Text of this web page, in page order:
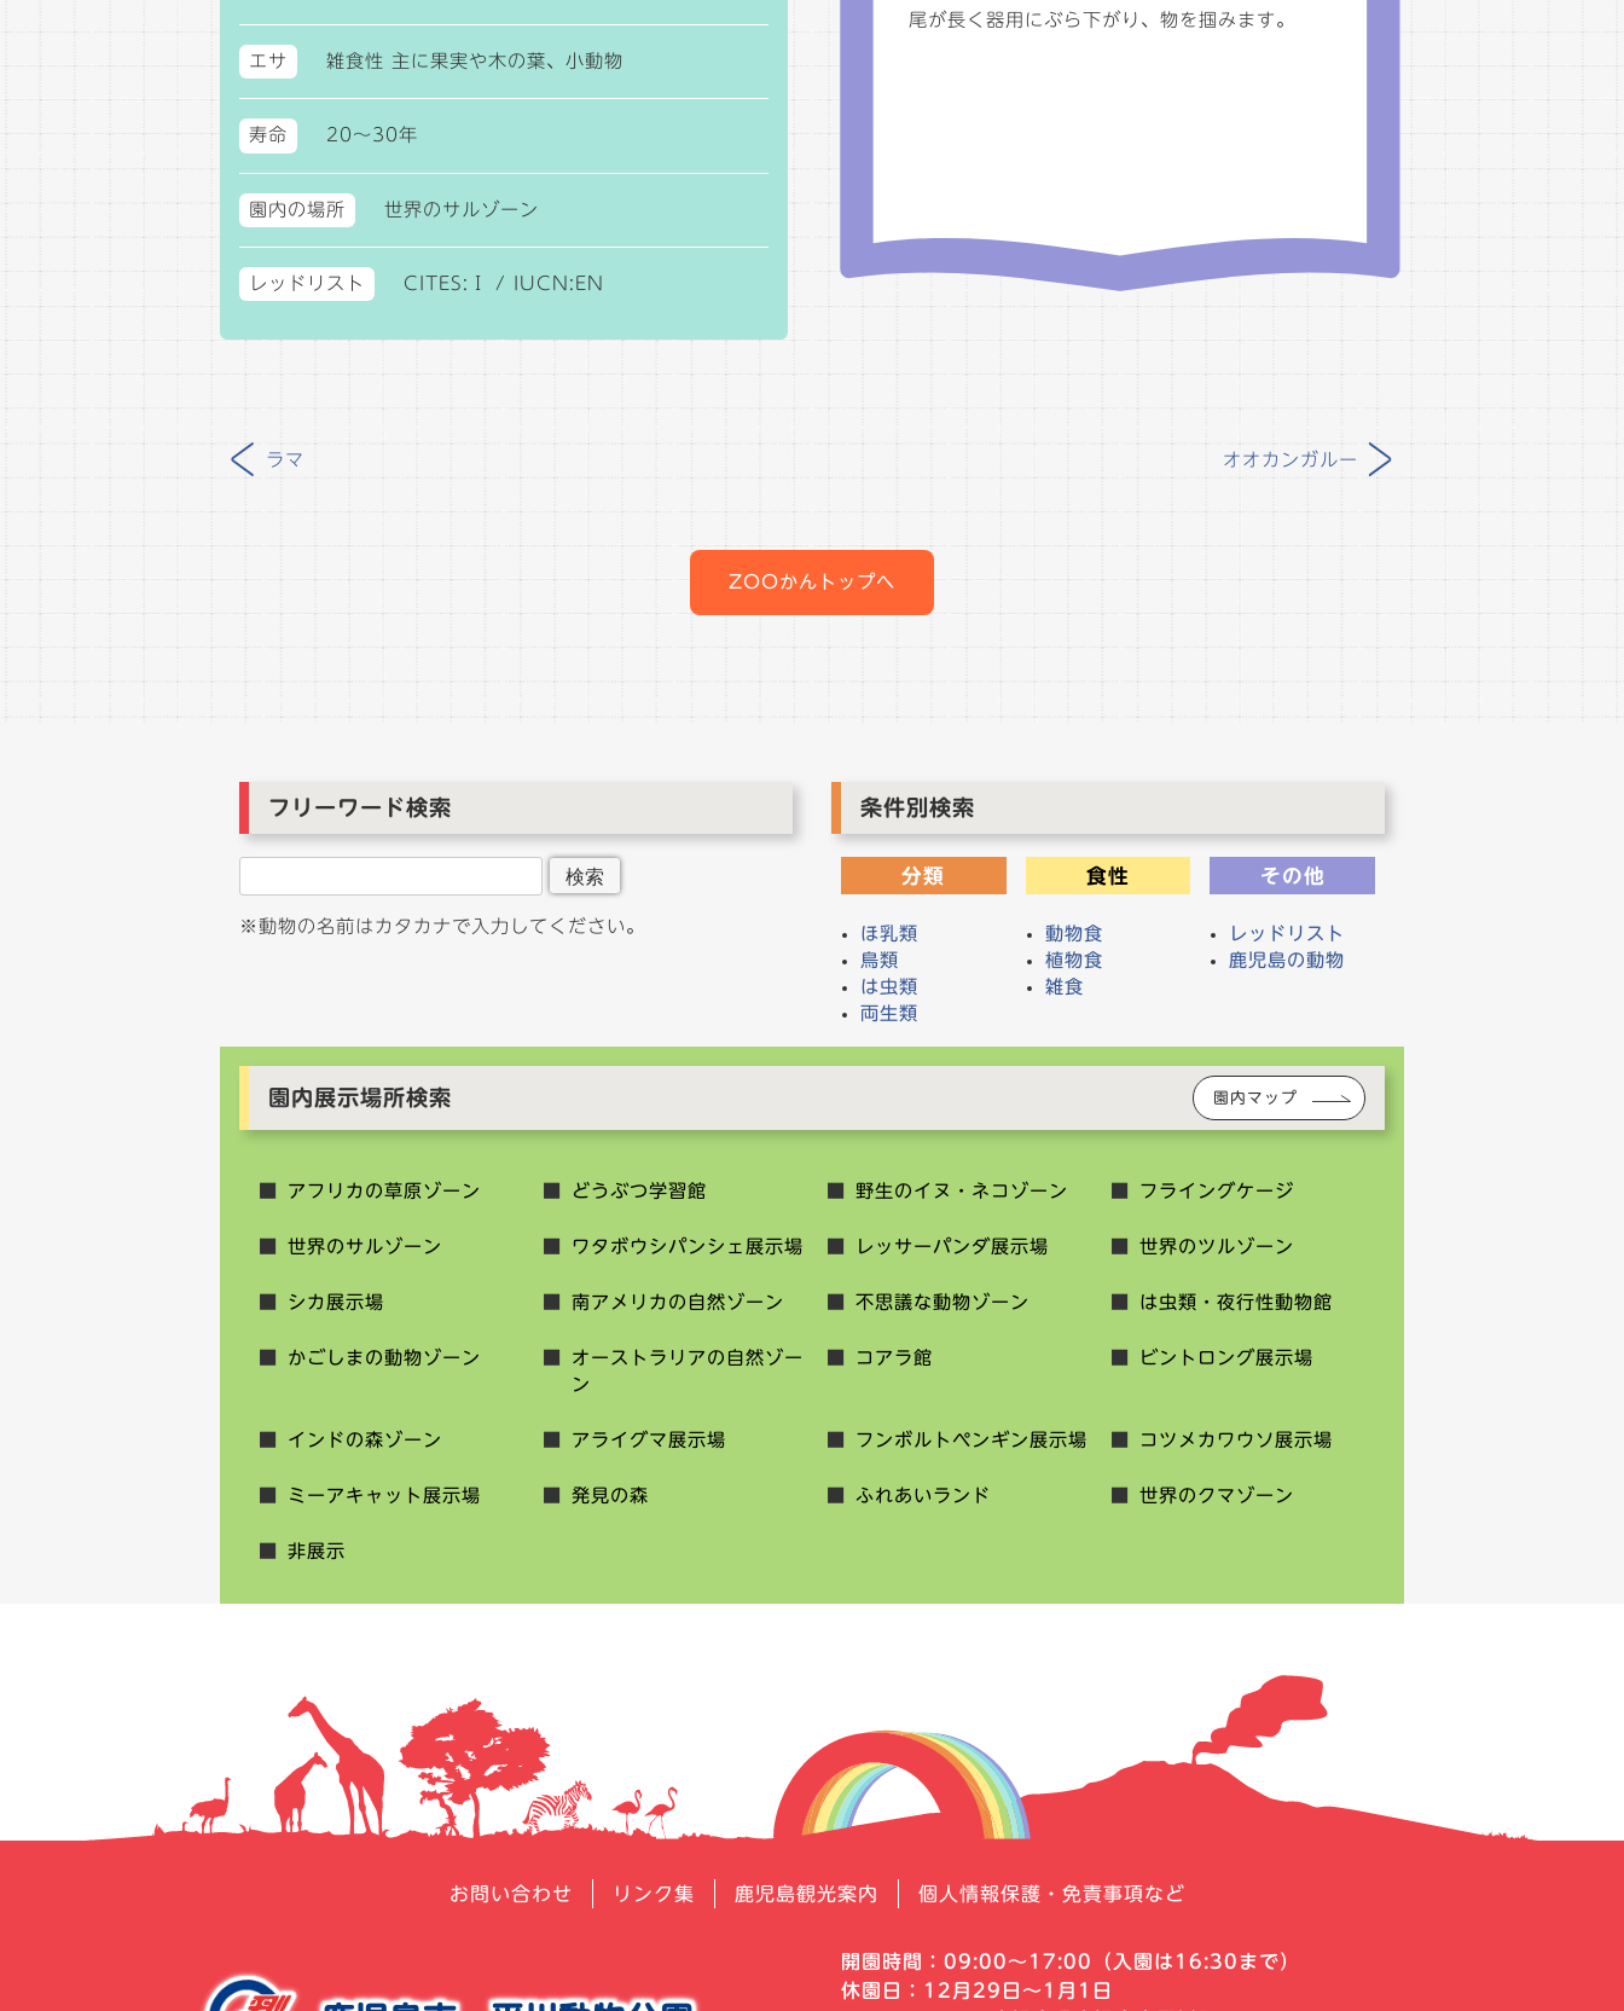
エサ 雑食性 主に果実や木の葉、小動物
寿命 20～30年
園内の場所 世界のサルゾーン
レッドリスト CITES:Ⅰ / IUCN:EN
尾が長く器用にぶら下がり、物を掴みます。
ョ
< ラマ オオカンガルー >
ZOOかんトップへ
フリーワード検索
検索
※動物の名前はカタカナで入力してください。
条件別検索
分類
ほ乳類
鳥類
は虫類
両生類
食性
動物食
植物食
雑食
その他
レッドリスト
鹿児島の動物
園内展示場所検索 園内マップ
アフリカの草原ゾーン どうぶつ学習館 野生のイヌ・ネコゾーン フライングケージ
世界のサルゾーン ワタボウシパンシェ展示場 レッサーパンダ展示場 世界のツルゾーン
シカ展示場 南アメリカの自然ゾーン 不思議な動物ゾーン は虫類・夜行性動物館
かごしまの動物ゾーン
オーストラリアの自然ゾー
ン
コアラ館 ビントロング展示場
インドの森ゾーン アライグマ展示場 フンボルトペンギン展示場 コツメカワウソ展示場
ミーアキャット展示場 発見の森 ふれあいランド 世界のクマゾーン
非展示
お問い合わせ リンク集 鹿児島観光案内 個人情報保護・免責事項など
開園時間：09:00～17:00
（入園は16:30まで）
休園日：12月29日～1月1日